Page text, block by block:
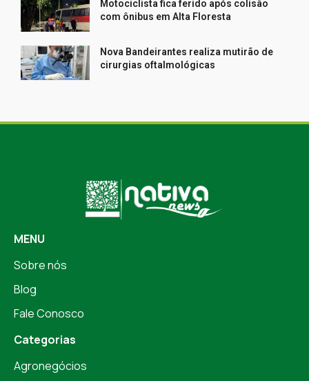
Motociclista fica ferido após colisão
com ônibus em Alta Floresta
Nova Bandeirantes realiza mutirão de
cirurgias oftalmológicas
MENU
Sobre nós
Blog
Fale Conosco
Categorias
Agronegócios